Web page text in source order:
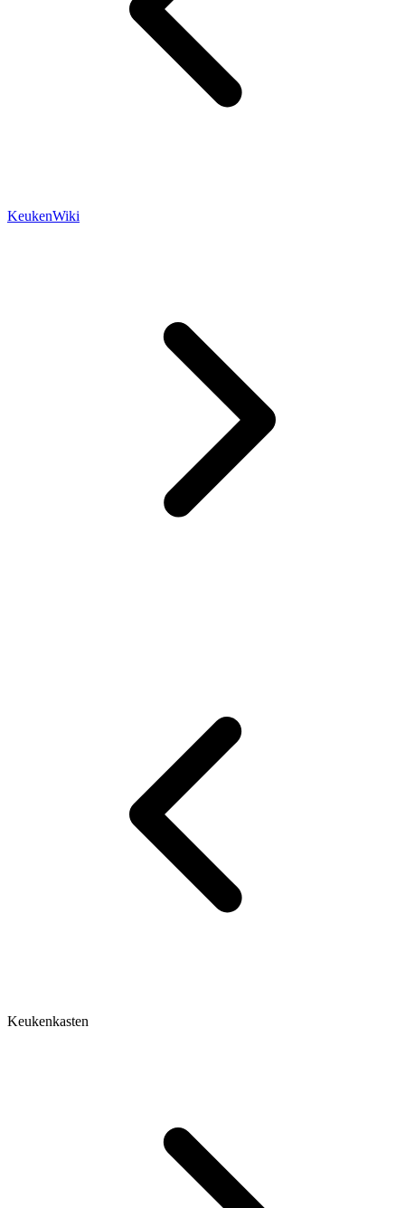
KeukenWiki
Keukenkasten